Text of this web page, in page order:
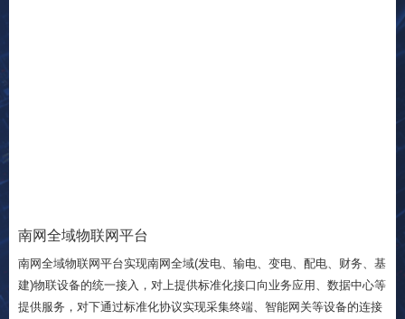
南网全域物联网平台
南网全域物联网平台实现南网全域(发电、输电、变电、配电、财务、基
建)物联设备的统一接入，对上提供标准化接口向业务应用、数据中心等
提供服务，对下通过标准化协议实现采集终端、智能网关等设备的连接